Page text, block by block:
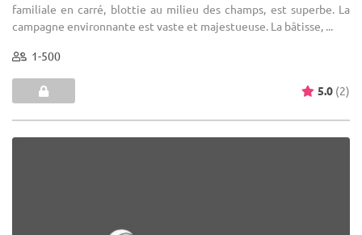
familiale en carré, blottie au milieu des champs, est superbe. La
campagne environnante est vaste et majestueuse. La bâtisse, ...
1-500
5.0 (2)